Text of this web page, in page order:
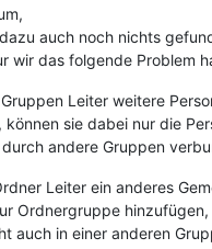
auch noch nichts
wir das folgende Problem
Leiter weitere
können sie dabei nur die
andere Gruppen
Leiter ein anderes
Ordnergruppe
auch in einer anderen